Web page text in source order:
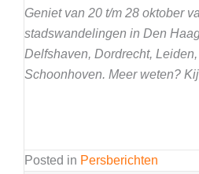
Geniet van 20 t/m 28 oktober
stadswandelingen in Den
Delfshaven, Dordrecht,
Schoonhoven. Meer weten?
Posted in Persberichten